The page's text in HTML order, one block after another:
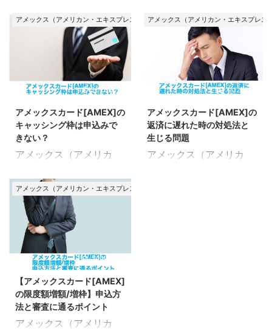
が停止される アメックス
カードの限度額をオーバ
ーすると、カードの利用
が停止されます。 また、
限度額オーバーを繰り返
すと、限度額が引き下げ
られる可能性もありま
す。 最悪の場合、強制解
約措置が取 ...
って確認すればいいの
か？ 変更を申込む方法・
手順は？ 詳しく見ていき
ましょう。 アメックスカ
ードの利用限度額を変更
する方法 アメックスカー
ドは他のクレカと異な
り、利用限 ...
払い方法ごとの手数料を
まとめたページです。 一
括払いは手数料無料です
が、分割払い／リボ払い
を利用すると手数料が生
じます。 いくらかかるの
て、分割払い／リボ払い
の申込み方法も確認して
いきましょう。 アメック
スカードの支払い方法に
の支払い方法は下記の4
つがあります。 一括払い
（手数料無料） ボーナス
一括払い （要事前登録、
手数料無料） 分割払い
（要事前登録、手数料あ
り） リボ払い：ペイフレ
ックス （要事前登録、手
数 ...
割払いができないのか？
という疑問を解決するた
めのページです。 アメッ
クスカードはもともと一
括払い専用のクレカだっ
たため、分割払いができ
が少なくありません。
が、ある条件を満たせ
ば、アメックスカードで
も分割払いを利用するこ
アメックス（アメリカン・エキスプレス）カード
2020/5/27
アメックスカード[AMEX]の
キャッシング枠は申込みで
きない？
アメックス（アメリカ
ドのキャッシング機能に
ついて、詳細をまとめた
ページです。 現在アメッ
クスカードは、新規でキ
ャッシング機能を申込む
ことができません。 です
が、提携会社が発行して
いるカードであれば申込
み・利用が可能です。 キ
ャッシング可能なアメッ
クスカードの種類や、ア
アメックス（アメリカン・エキスプレス
2020/6/1
アメックスカード[AMEX]の
返済に遅れた時の対処法と
生じる問題
アメックス（アメリカ
アメックス（アメリカン・エキスプレス）カード
2020/5/27
【アメックスカード[AMEX]
の限度額増額/増枠】申込方
法と審査に通るポイント
アメックス（アメリカ